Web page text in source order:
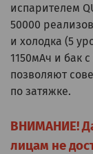
испарителем
50000
и холодка (5
1150мАч и бак
позволяют
по затяжке.
ВНИМАНИЕ!
лицам не